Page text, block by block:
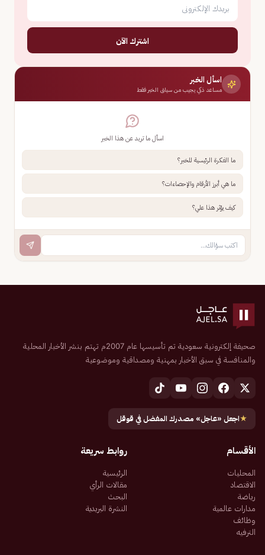
اشترك الآن
اسأل الخبر
مساعد ذكي يجيب من سياق الخبر فقط
اسأل ما تريد عن هذا الخبر
ما الفكرة الرئيسية للخبر؟
ما هي أبرز الأرقام والإحصاءات؟
كيف يؤثر هذا علي؟
صحيفة إلكترونية سعودية تم تأسيسها عام 2007م تهتم بنشر الأخبار المحلية
والمنافسة في سبق الأخبار بمهنية ومصداقية وموضوعية
★اجعل «عاجل» مصدرك المفضل في قوقل
الأقسام
المحليات
الاقتصاد
رياضة
مدارات عالمية
وظائف
الترفيه
روابط سريعة
الرئيسية
مقالات الرأي
البحث
النشرة البريدية